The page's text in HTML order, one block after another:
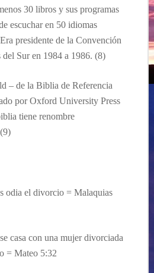
30 libros y sus programas
escuchar en 50 idiomas
Era presidente de la Convención
del Suren 1984 a 1986. (8)
– de la Biblia de Referencia
por Oxford University Press
tiene renombre
(9)
odia el divorcio = Malaquias
casa con una mujer divorciada
= Mateo 5:32